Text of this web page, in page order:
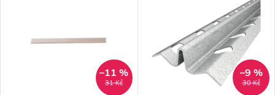
31 Kč
–11 %
30 Kč
–9 %